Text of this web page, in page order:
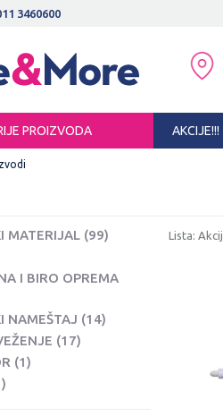
3460600
SIGURNO PLAĆANJE PLATNIM
PROIZVODA AKCIJE!!!
MATERIJAL (99)
I BIRO OPREMA
NAMEŠTAJ (14)
(17)
(1)
Lista: